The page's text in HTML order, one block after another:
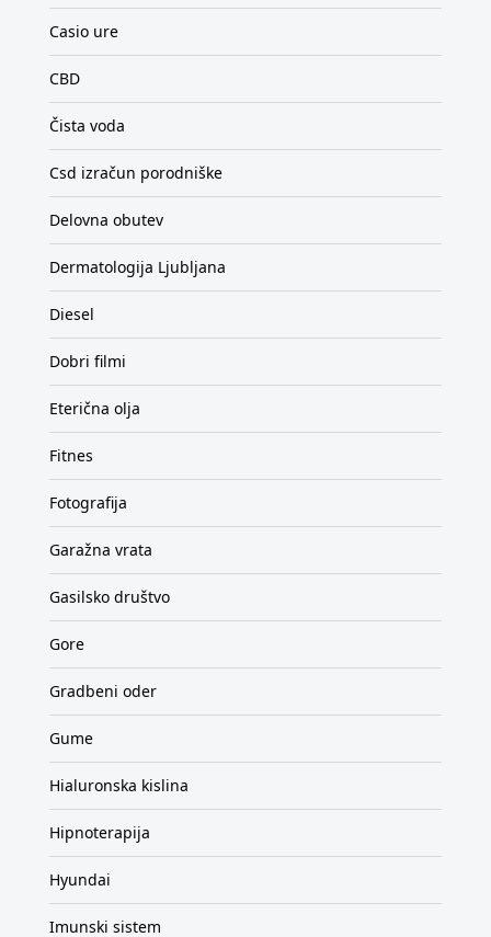
Casio ure
CBD
Čista voda
Csd izračun porodniške
Delovna obutev
Dermatologija Ljubljana
Diesel
Dobri filmi
Eterična olja
Fitnes
Fotografija
Garažna vrata
Gasilsko društvo
Gore
Gradbeni oder
Gume
Hialuronska kislina
Hipnoterapija
Hyundai
Imunski sistem